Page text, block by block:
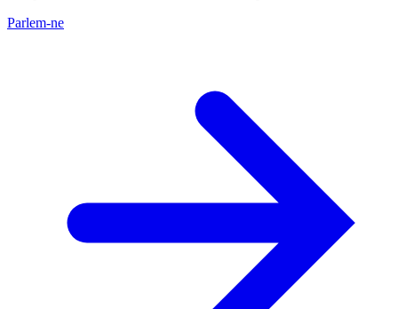
Parlem-ne